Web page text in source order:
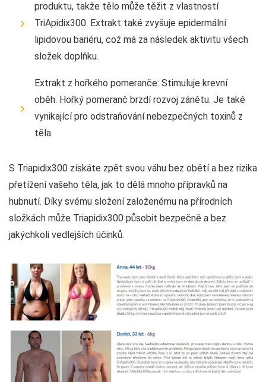
produktu, takže tělo může těžit z vlastností
TriApidix300. Extrakt také zvyšuje epidermální
lipidovou bariéru, což má za následek aktivitu všech
složek doplňku.
Extrakt z hořkého pomeranče: Stimuluje krevní
oběh. Hořký pomeranč brzdí rozvoj zánětu. Je také
vynikající pro odstraňování nebezpečných toxinů z
těla.
S Triapidix300 získáte zpět svou váhu bez obětí a bez rizika
přetížení vašeho těla, jak to dělá mnoho přípravků na
hubnutí. Díky svému složení založenému na přírodních
složkách může Triapidix300 působit bezpečně a bez
jakýchkoli vedlejších účinků.